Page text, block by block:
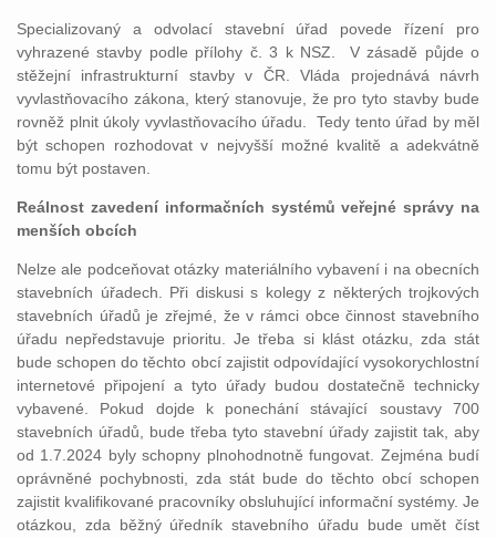
Specializovaný a odvolací stavební úřad povede řízení pro
vyhrazené stavby podle přílohy č. 3 k NSZ. V zásadě půjde o
stěžejní infrastrukturní stavby v ČR. Vláda projednává návrh
vyvlastňovacího zákona, který stanovuje, že pro tyto stavby bude
rovněž plnit úkoly vyvlastňovacího úřadu. Tedy tento úřad by měl
být schopen rozhodovat v nejvyšší možné kvalitě a adekvátně
tomu být postaven.
Reálnost zavedení informačních systémů veřejné správy na
menších obcích
Nelze ale podceňovat otázky materiálního vybavení i na obecních
stavebních úřadech. Při diskusi s kolegy z některých trojkových
stavebních úřadů je zřejmé, že v rámci obce činnost stavebního
úřadu nepředstavuje prioritu. Je třeba si klást otázku, zda stát
bude schopen do těchto obcí zajistit odpovídající vysokorychlostní
internetové připojení a tyto úřady budou dostatečně technicky
vybavené. Pokud dojde k ponechání stávající soustavy 700
stavebních úřadů, bude třeba tyto stavební úřady zajistit tak, aby
od 1.7.2024 byly schopny plnohodnotně fungovat. Zejména budí
oprávněné pochybnosti, zda stát bude do těchto obcí schopen
zajistit kvalifikované pracovníky obsluhující informační systémy. Je
otázkou, zda běžný úředník stavebního úřadu bude umět číst